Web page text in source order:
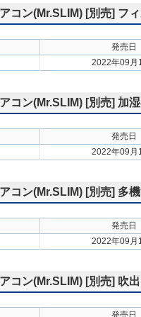
コン(Mr.SLIM) [別売] フ
発売日
2022年09月
コン(Mr.SLIM) [別売] 加
発売日
2022年09月
コン(Mr.SLIM) [別売] 多
発売日
2022年09月
コン(Mr.SLIM) [別売] 吹